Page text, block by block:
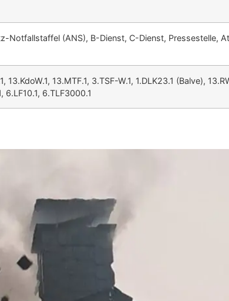
Notfallstaffel (ANS), B-Dienst, C-Dienst, Pressestelle,
13.MTF.1, 3.TSF-W.1, 1.DLK23.1 (Balve),
6.LF10.1, 6.TLF3000.1